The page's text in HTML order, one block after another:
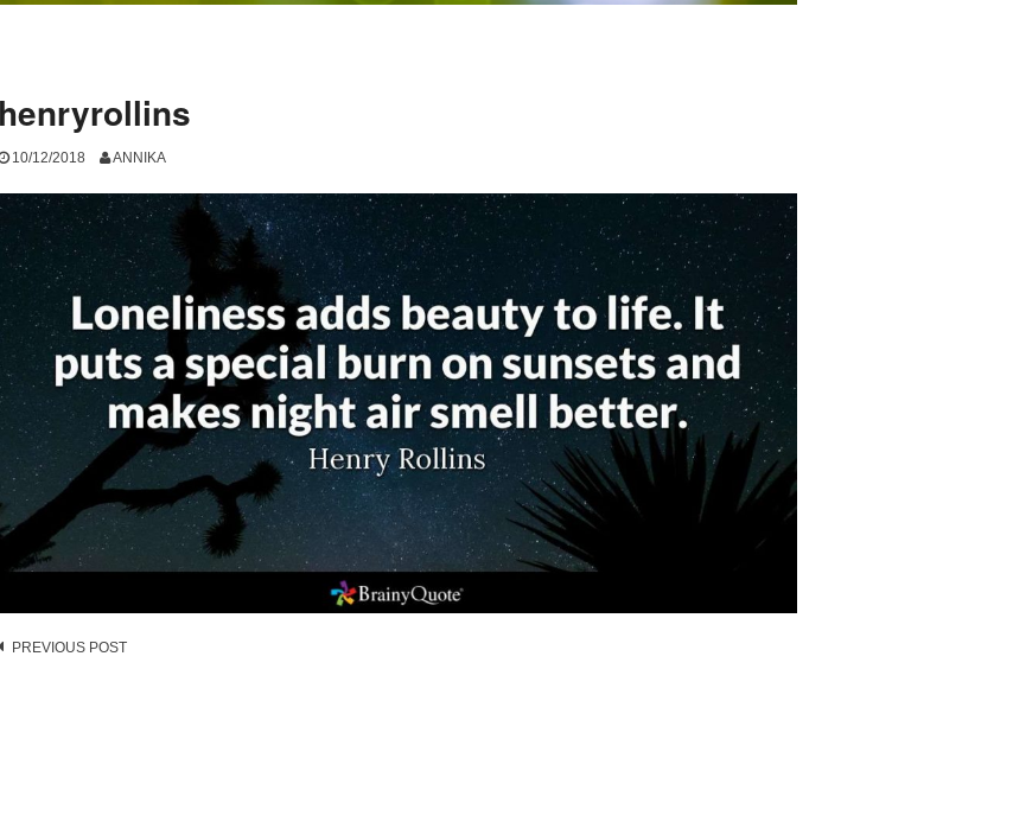
henryrollins
10/12/2018 ANNIKA
PREVIOUS POST